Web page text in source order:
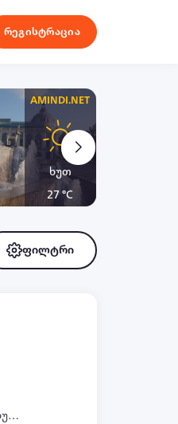
რეგისტრაცია
AMINDI.NET
ხუთ
27 °C
ფილტრი